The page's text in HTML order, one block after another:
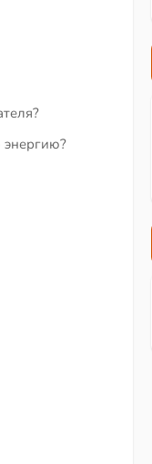
энергию?